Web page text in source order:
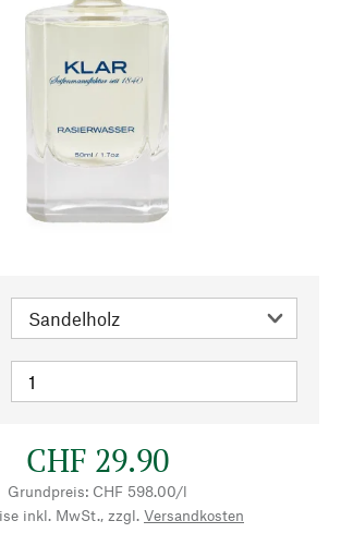
CHF 29.90
Grundpreis: CHF 598.00/l
inkl. MwSt., zzgl. Versandkosten